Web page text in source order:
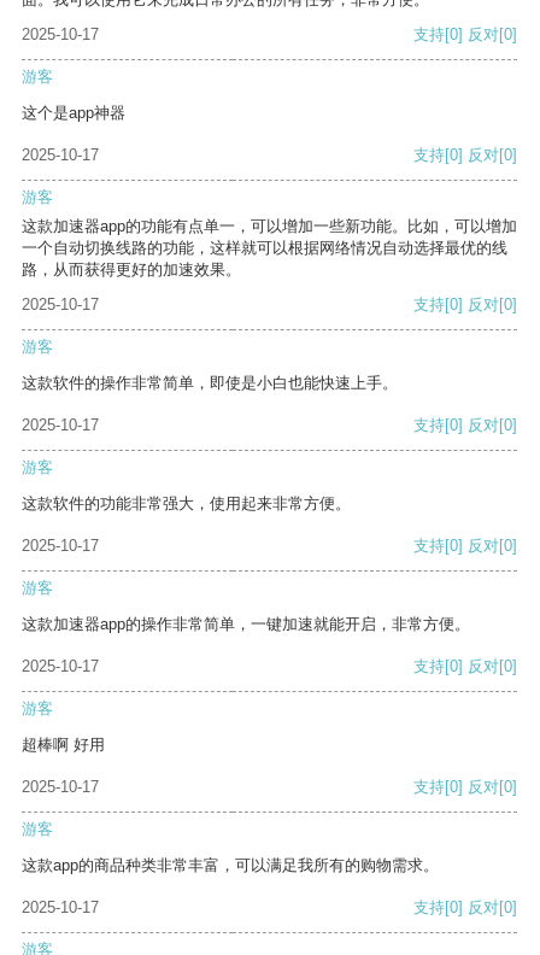
2025-10-17
支持[0] 反对[0]
游客
这个是app神器
2025-10-17 支持[0] 反对[0]
游客
这款加速器app的功能有点单一，可以增加一些新功能。比如，可以增加
一个自动切换线路的功能，这样就可以根据网络情况自动选择最优的线
路，从而获得更好的加速效果。
2025-10-17
支持[0] 反对[0]
游客
这款软件的操作非常简单，即使是小白也能快速上手。
2025-10-17 支持[0] 反对[0]
游客
这款软件的功能非常强大，使用起来非常方便。
2025-10-17 支持[0] 反对[0]
游客
这款加速器app的操作非常简单，一键加速就能开启，非常方便。
2025-10-17 支持[0] 反对[0]
游客
超棒啊 好用
2025-10-17 支持[0] 反对[0]
游客
这款app的商品种类非常丰富，可以满足我所有的购物需求。
2025-10-17 支持[0] 反对[0]
游客